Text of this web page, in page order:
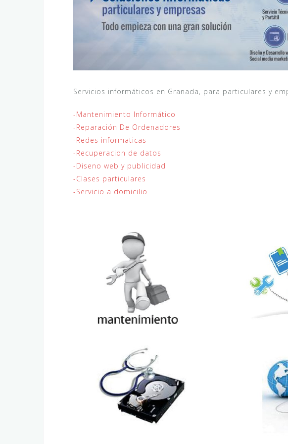
Servicios informáticos en Granada, para particulares y
-Mantenimiento Informático
-Reparación De Ordenadores
-Redes informaticas
-Recuperacion de datos
-Diseno web y publicidad
-Clases particulares
-Servicio a domicilio